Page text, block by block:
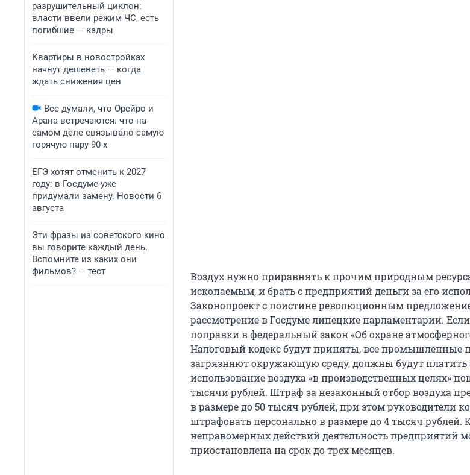
разрушительный циклон:
власти ввели режим ЧС, есть
погибшие — кадры
Квартиры в новостройках
начнут дешеветь — когда
ждать снижения цен
Все думали, что Орейро и
Арана встречаются: что на
самом деле связывало самую
горячую пару 90-х
ЕГЭ хотят отменить к 2027
году: в Госдуме уже
придумали замену. Новости 6
августа
Эти фразы из советского кино
вы говорите каждый день.
Вспомните из каких они
фильмов? — тест
Воздух нужно приравнять к прочим природным
ископаемым, и брать с предприятий деньги за его
Законопроект с поистине революционным
рассмотрение в Госдуме липецкие парламентарии.
поправки в федеральный закон «Об охране
Налоговый кодекс будут приняты, все промышленные
загрязняют окружающую среду, должны будут платить
использование воздуха «в производственных целях»
тысячи рублей. Штраф за незаконный отбор воздуха
в размере до 50 тысяч рублей, при этом руководители
штрафовать персонально в размере до 4 тысяч рублей.
неправомерных действий деятельность предприятий
приостановлена на срок до трех месяцев.